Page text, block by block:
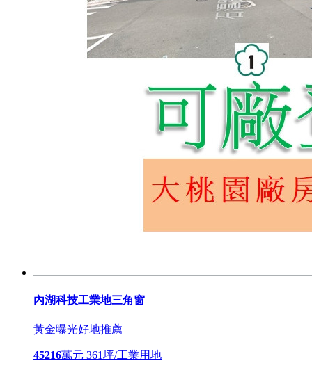
內湖科技工業地三角窗
黃金曝光好地推薦
45216萬元 361坪/工業用地